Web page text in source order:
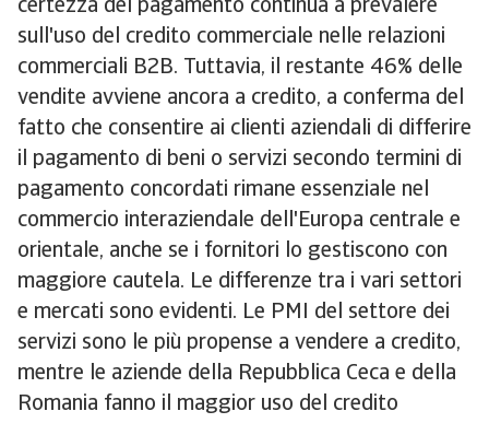
certezza del pagamento continua a prevalere
sull'uso del credito commerciale nelle relazioni
commerciali B2B. Tuttavia, il restante 46% delle
vendite avviene ancora a credito, a conferma del
fatto che consentire ai clienti aziendali di differire
il pagamento di beni o servizi secondo termini di
pagamento concordati rimane essenziale nel
commercio interaziendale dell'Europa centrale e
orientale, anche se i fornitori lo gestiscono con
maggiore cautela. Le differenze tra i vari settori
e mercati sono evidenti. Le PMI del settore dei
servizi sono le più propense a vendere a credito,
mentre le aziende della Repubblica Ceca e della
Romania fanno il maggior uso del credito